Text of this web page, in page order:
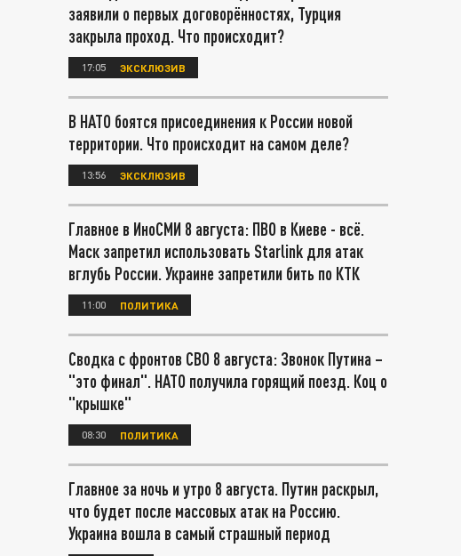
заявили о первых договорённостях, Турция
закрыла проход. Что происходит?
17:05 ЭКСКЛЮЗИВ
В НАТО боятся присоединения к России новой
территории. Что происходит на самом деле?
13:56 ЭКСКЛЮЗИВ
Главное в ИноСМИ 8 августа: ПВО в Киеве - всё.
Маск запретил использовать Starlink для атак
вглубь России. Украине запретили бить по КТК
11:00 ПОЛИТИКА
Сводка с фронтов СВО 8 августа: Звонок Путина –
"это финал". НАТО получила горящий поезд. Коц о
"крышке"
08:30 ПОЛИТИКА
Главное за ночь и утро 8 августа. Путин раскрыл,
что будет после массовых атак на Россию.
Украина вошла в самый страшный период